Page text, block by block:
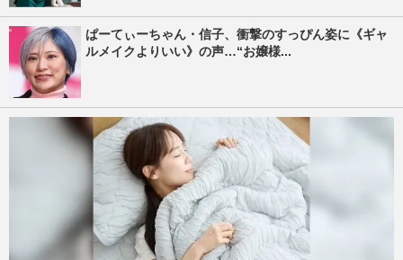
ぱーてぃーちゃん・信子、衝撃のすっぴん姿に《ギャ
ルメイクよりいい》の声…“お嬢様...